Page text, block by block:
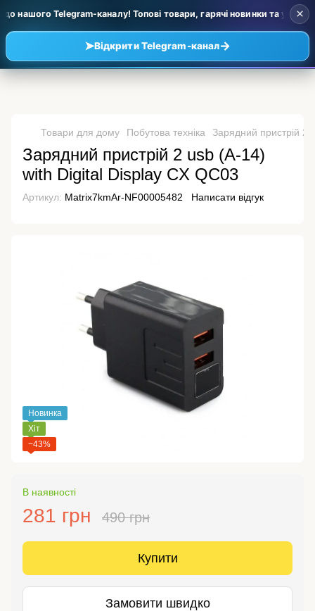
нашого Telegram-каналу! Топові товари, гарячі новинки та уцінка
➤Відкрити Telegram-канал→
×
Товари для дому Побутова техніка Зарядний пристрій 2
Зарядний пристрій 2 usb (A-14)
with Digital Display CX QC03
Артикул: Matrix7kmAr-NF00005482 Написати відгук
Новинка
Хіт
−43%
В наявності
281 грн 490 грн
Купити
Замовити швидко